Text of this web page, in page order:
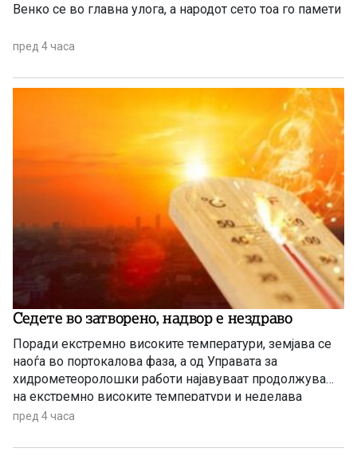
Венко се во главна улога, а народот сето тоа го памети
пред 4 часа
Седете во затворено, надвор е нездраво
Поради екстремно високите температури, земјава се
наоѓа во портокалова фаза, а од Управата за
хидрометеоролошки работи најавуваат продолжување
на екстремно високите температури и неделава
пред 4 часа